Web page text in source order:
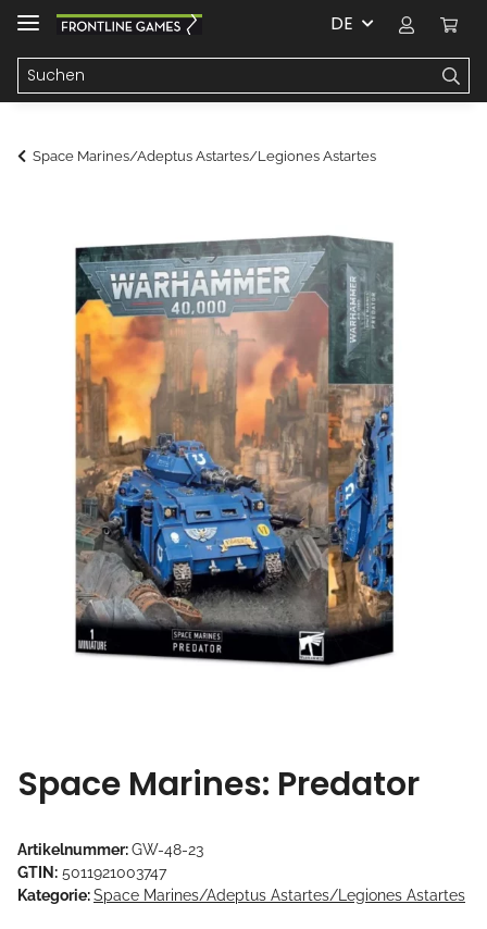
DE
Space Marines/Adeptus Astartes/Legiones Astartes
Space Marines: Predator
Artikelnummer:GW-48-23
GTIN: 5011921003747
Kategorie:Space Marines/Adeptus Astartes/Legiones Astartes